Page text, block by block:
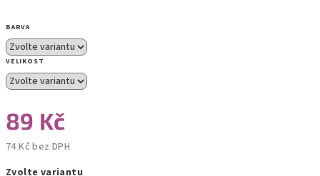
BARVA
VELIKOST
89 Kč
74 Kč bez DPH
Zvolte variantu